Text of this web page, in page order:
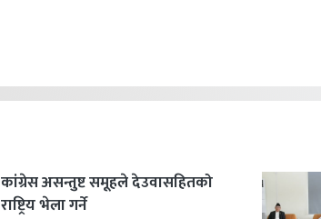
कांग्रेस असन्तुष्ट समूहले देउवासहितको
राष्ट्रिय भेला गर्ने